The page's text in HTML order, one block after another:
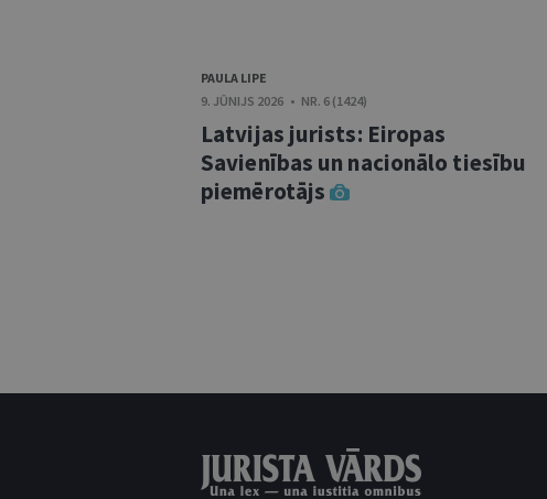
PAULA LIPE
9. JŪNIJS 2026 • NR. 6 (1424)
Latvijas jurists: Eiropas
Savienības un nacionālo tiesību
piemērotājs